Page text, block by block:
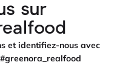
sur
et identifiez-nous avec